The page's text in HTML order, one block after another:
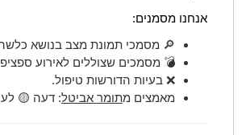
אנחנו מסמנים:
🔎 מסמכי תמונת מצב בנושא
💣 מסמכים שצוללים לאירוע
❌ בעיות הדורשות טיפול.
מאמצים מתומר אביטל: דעה 🟡